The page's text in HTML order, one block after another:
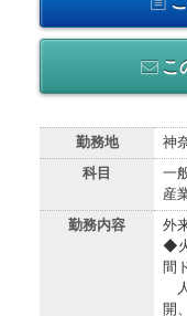
こ
勤務地 神
科目
一
産
勤務内容
外
◆
間
開、